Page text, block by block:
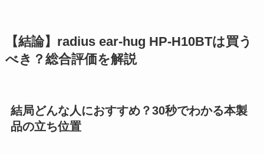
【結論】radius ear-hug HP-H10BTは買う
べき？総合評価を解説
結局どんな人におすすめ？30秒でわかる本製
品の立ち位置